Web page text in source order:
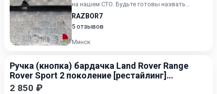
на нашем СТО. Будьте готовы назвать
артикул запчасти,
RAZBOR7
5 отзывов
Минск
Ручка (кнопка) бардачка Land Rover Range
Rover Sport 2 поколение [рестайлинг]
2017-2022
2 850 ₽